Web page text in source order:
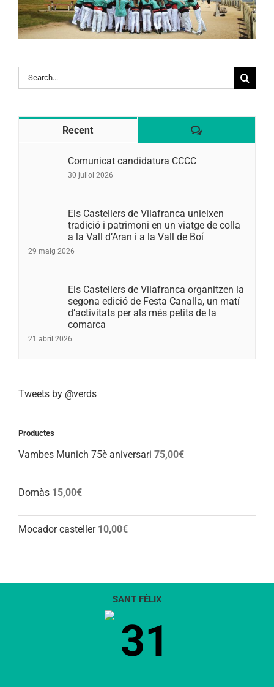
Search
for:
Recent Comentaris
Comunicat candidatura CCCC
30 juliol 2026
Els Castellers de Vilafranca unieixen
tradició i patrimoni en un viatge de colla
a la Vall d’Aran i a la Vall de Boí
29 maig 2026
Els Castellers de Vilafranca organitzen la
segona edició de Festa Canalla, un matí
d’activitats per als més petits de la
comarca
21 abril 2026
Tweets by @verds
Productes
Vambes Munich 75è aniversari 75,00€
Domàs 15,00€
Mocador casteller 10,00€
SANT FÈLIX
31